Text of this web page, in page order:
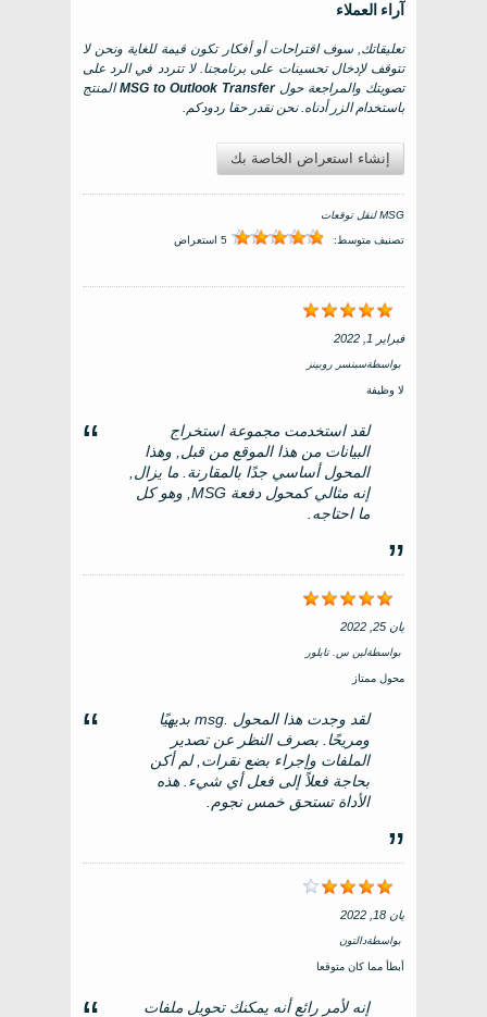
آراء العملاء
تعليقاتك, سوف اقتراحات أو أفكار تكون قيمة للغاية ونحن لا
تتوقف لإدخال تحسينات على برنامجنا. لا تتردد في الرد على
تصويتك والمراجعة حولMSG to Outlook Transferالمنتج
باستخدام الزر أدناه. نحن نقدر حقا ردودكم.
إنشاء استعراض الخاصة بك
MSG لنقل توقعات
تصنيف متوسط: 5 استعراض
فبراير 1, 2022
بواسطةسبنسر روبينز
لا وظيفة
لقد استخدمت مجموعة استخراج
البيانات من هذا الموقع من قبل, وهذا
المحول أساسي جدًا بالمقارنة. ما يزال,
إنه مثالي كمحول دفعة MSG, وهو كل
ما احتاجه.
يان 25, 2022
بواسطةلين س. تايلور
محول ممتاز
لقد وجدت هذا المحول .msg بديهيًا
ومريحًا. بصرف النظر عن تصدير
الملفات وإجراء بضع نقرات, لم أكن
بحاجة فعلاً إلى فعل أي شيء. هذه
الأداة تستحق خمس نجوم.
يان 18, 2022
بواسطةدالتون
أبطأ مما كان متوقعا
إنه لأمر رائع أنه يمكنك تحويل ملفات